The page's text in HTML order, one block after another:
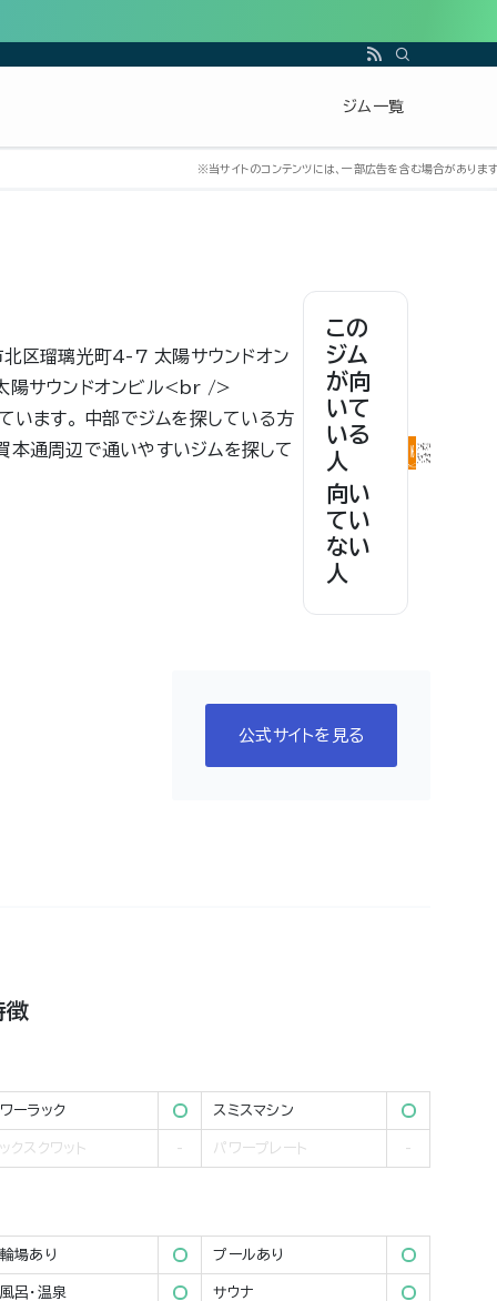
ジム一覧
北区瑠璃光町4-7 太陽サウンドオン
陽サウンドオンビル<br />
ます。 中部でジムを探している方
本通周辺で通いやすいジムを探して
この
ジム
が向
いて
いる
人
向い
てい
ない
人
公式サイトを見る
徴
ーラック スミスマシン
クスクワット パワープレート
場あり プールあり
呂・温泉 サウナ